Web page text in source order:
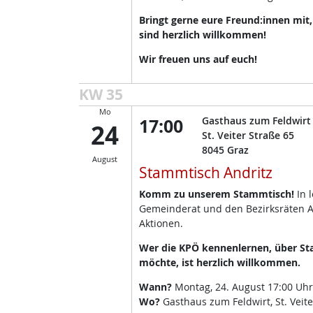
Bringt gerne eure Freund:innen
sind herzlich willkommen!
Wir freuen uns auf euch!
KW 35
Mo
24
August
17:00
Gasthaus zum Feldwirt
St. Veiter Straße 65
8045 Graz
Stammtisch Andritz
Komm zu unserem Stammtisch!In
Gemeinderat und den Bezirksräten
Aktionen.
Wer die KPÖ kennenlernen, über
möchte, ist herzlich willkommen.
Wann?Montag, 24. August 17:00 Uhr
Wo?Gasthaus zum Feldwirt, St.